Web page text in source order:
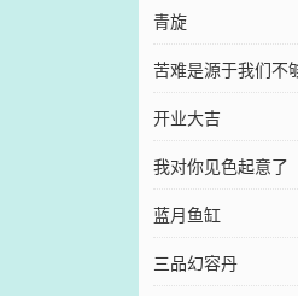
青旋
苦难是源于我们不
开业大吉
我对你见色起意了
蓝月鱼缸
三品幻容丹